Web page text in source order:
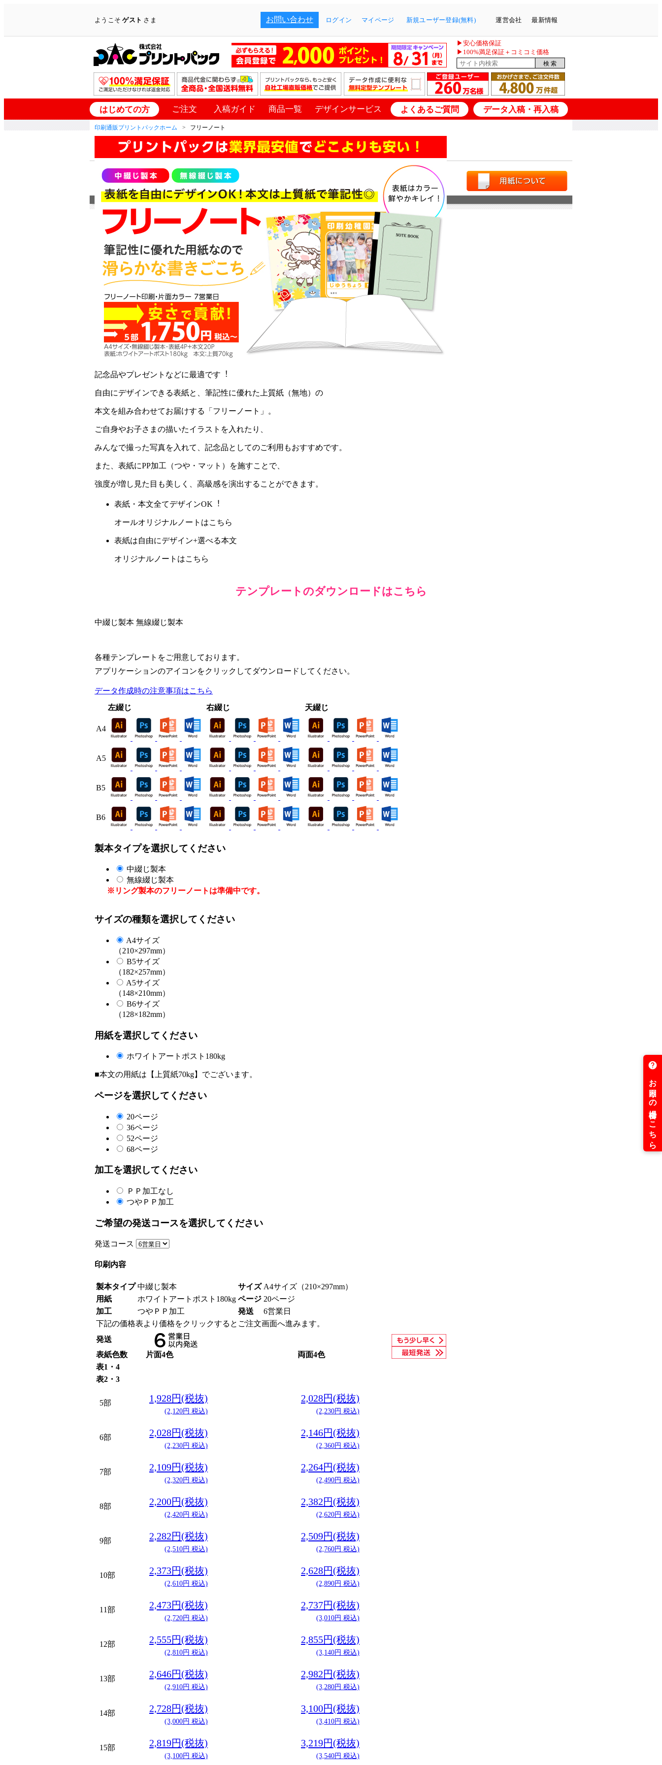
ようこそゲスト さま お問い合わせ ログイン マイページ 新規ユーザー登録(無料) 運営会社 最新情報
▶安心価格保証
▶100%満足保証＋コミコミ価格
はじめての方 ご注文 入稿ガイド 商品一覧 デザインサービス よくあるご質問 データ入稿・再入稿
印刷通販プリントパックホーム フリーノート
記念品やプレゼントなどに最適です︕
自由にデザインできる表紙と、筆記性に優れた上質紙（無地）の
本文を組み合わせてお届けする「フリーノート」。
ご自身やお子さまの描いたイラストを入れたり、
みんなで撮った写真を入れて、記念品としてのご利用もおすすめです。
また、表紙にPP加工（つや・マット）を施すことで、
強度が増し見た目も美しく、高級感を演出することができます。
表紙・本文全てデザインOK︕
オールオリジナルノートはこちら
表紙は自由にデザイン+選べる本文
オリジナルノートはこちら
テンプレートのダウンロードはこちら
中綴じ製本 無線綴じ製本
各種テンプレートをご用意しております。
アプリケーションのアイコンをクリックしてダウンロードしてください。
データ作成時の注意事項はこちら
左綴じ
右綴じ 天綴じ
A4
A5
B5
B6
製本タイプを選択してください
中綴じ製本
無線綴じ製本
※リング製本のフリーノートは準備中です。
サイズの種類を選択してください
A4サイズ
（210×297mm）
B5サイズ
（182×257mm）
A5サイズ
（148×210mm）
B6サイズ
（128×182mm）
用紙を選択してください
ホワイトアートポスト180kg
■本文の用紙は【上質紙70kg】でございます。
ページを選択してください
20ページ
36ページ
52ページ
68ページ
加工を選択してください
ＰＰ加工なし
つやＰＰ加工
ご希望の発送コースを選択してください
発送コース
印刷内容
製本タイプ 中綴じ製本 サイズ A4サイズ（210×297mm）
用紙
ホワイトアートポスト180kg ページ 20ページ
加工
つやＰＰ加工 発送
6営業日
下記の価格表より価格をクリックするとご注文画面へ進みます。
発送
表紙色数
片面4色
両面4色
表1・4
表2・3
5部 1,928円(税抜)
(2,120円 税込)
2,028円(税抜)
(2,230円 税込)
6部 2,028円(税抜)
(2,230円 税込)
2,146円(税抜)
(2,360円 税込)
7部 2,109円(税抜)
(2,320円 税込)
2,264円(税抜)
(2,490円 税込)
8部 2,200円(税抜)
(2,420円 税込)
2,382円(税抜)
(2,620円 税込)
9部 2,282円(税抜)
(2,510円 税込)
2,509円(税抜)
(2,760円 税込)
10部 2,373円(税抜)
(2,610円 税込)
2,628円(税抜)
(2,890円 税込)
11部 2,473円(税抜)
(2,720円 税込)
2,737円(税抜)
(3,010円 税込)
12部 2,555円(税抜)
(2,810円 税込)
2,855円(税抜)
(3,140円 税込)
13部 2,646円(税抜)
(2,910円 税込)
2,982円(税抜)
(3,280円 税込)
14部 2,728円(税抜)
(3,000円 税込)
3,100円(税抜)
(3,410円 税込)
15部 2,819円(税抜)
(3,100円 税込)
3,219円(税抜)
(3,540円 税込)